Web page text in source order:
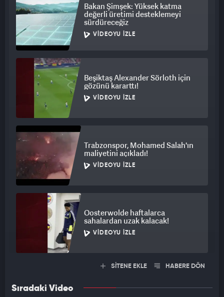
Bakan Şimşek: Yüksek katma
değerli üretimi desteklemeyi
sürdüreceğiz
VIDEOYU İZLE
Beşiktaş Alexander Sörloth için
gözünü kararttı!
VIDEOYU İZLE
Trabzonspor, Mohamed Salah'ın
maliyetini açıkladı!
VIDEOYU İZLE
Oosterwolde haftalarca
sahalardan uzak kalacak!
VIDEOYU İZLE
SİTENE EKLE HABERE DÖN
Sıradaki Video